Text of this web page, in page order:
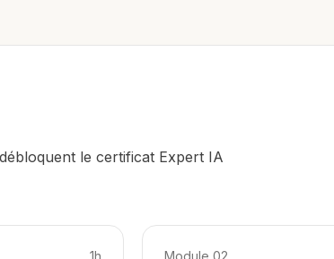
le certificat Expert IA
1h Module 02